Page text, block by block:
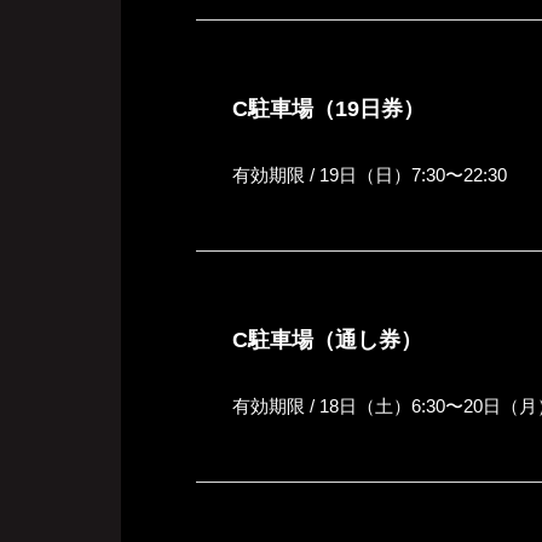
C駐車場（19日券）
有効期限 / 19日（日）7:30〜22:30
C駐車場（通し券）
有効期限 / 18日（土）6:30〜20日（月